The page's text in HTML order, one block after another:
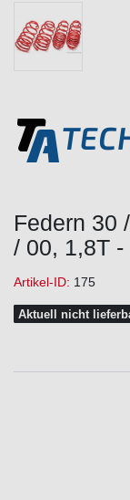
Federn 30
/ 00, 1,8T
Artikel-ID: 175
Aktuell nicht